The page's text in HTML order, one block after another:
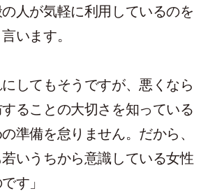
人が気軽に利用しているのを
います。
にしてもそうですが、悪くなら
ることの大切さを知っている
準備を怠りません。だから、
いうちから意識している女性
す」